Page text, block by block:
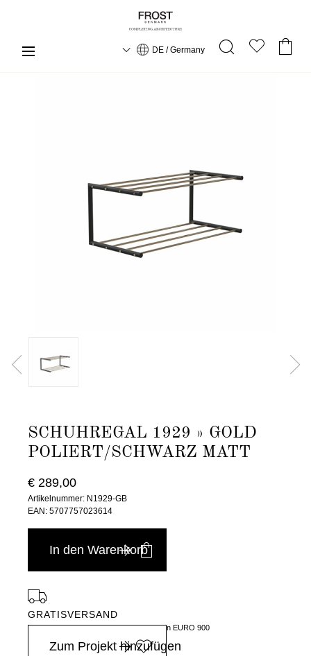
DE / Germany
SCHUHREGAL 1929 » GOLD
POLIERT/SCHWARZ MATT
€ 289,00
Artikelnummer: N1929-GB
EAN: 5707757023614
In den Warenkorb
GRATISVERSAND
in Deutschland ab einem Einkaufswert von EURO 900
Zum Projekt hinzufügen